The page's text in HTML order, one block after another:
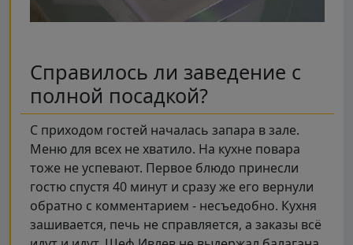
Справилось ли заведение с
полной посадкой?
С приходом гостей началась запара в зале.
Меню для всех не хватило. На кухне повара
тоже не успевают. Первое блюдо принесли
гостю спустя 40 минут и сразу же его вернули
обратно с комментарием - несъедобно. Кухня
зашивается, печь не справляется, а заказы всё